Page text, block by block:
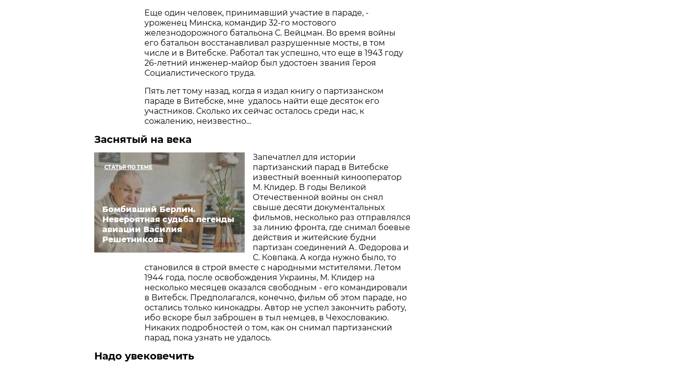
Еще один человек, принимавший участие в параде, -
уроженец Минска, командир 32-го мостового
железнодорожного батальона С. Вейцман. Во время войны
его батальон восстанавливал разрушенные мосты, в том
числе и в Витебске. Работал так успешно, что еще в 1943 году
26-летний инженер-майор был удостоен звания Героя
Социалистического труда.
Пять лет тому назад, когда я издал книгу о партизанском
параде в Витебске, мне удалось найти еще десяток его
участников. Сколько их сейчас осталось среди нас, к
сожалению, неизвестно…
Заснятый на века
СТАТЬЯ ПО ТЕМЕ
Бомбивший Берлин.
Невероятная судьба легенды
авиации Василия
Решетникова
Запечатлел для истории
партизанский парад в Витебске
известный военный кинооператор
М. Клидер. В годы Великой
Отечественной войны он снял
свыше десяти документальных
фильмов, несколько раз отправлялся
за линию фронта, где снимал боевые
действия и житейские будни
партизан соединений А. Федорова и
С. Ковпака. А когда нужно было, то
становился в строй вместе с народными мстителями. Летом
1944 года, после освобождения Украины, М. Клидер на
несколько месяцев оказался свободным - его командировали
в Витебск. Предполагался, конечно, фильм об этом параде, но
остались только кинокадры. Автор не успел закончить работу,
ибо вскоре был заброшен в тыл немцев, в Чехословакию.
Никаких подробностей о том, как он снимал партизанский
парад, пока узнать не удалось.
Надо увековечить